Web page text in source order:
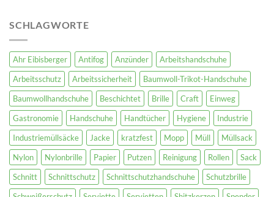
SCHLAGWORTE
Ahr Eibisberger Antifog Anzünder
Arbeitshandschuhe
Arbeitsschutz
Arbeitssicherheit
Baumwoll-Trikot-Handschuhe
Baumwollhandschuhe
Beschichtet Brille Craft
Einweg
Gastronomie
Handschuhe Handtücher Hygiene
Industrie
Industriemüllsäcke
Jacke kratzfest Mopp Müll
Müllsack
Nylon
Nylonbrille Papier Putzen Reinigung Rollen
Sack
Schnitt
Schnittschutz Schnittschutzhandschuhe
Schutzbrille